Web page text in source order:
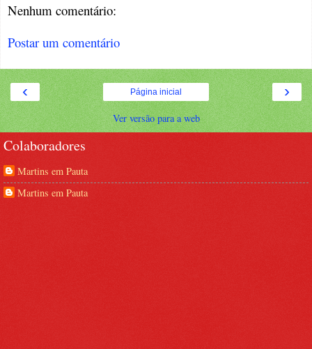
Nenhum comentário:
Postar um comentário
‹ ›
Página inicial
Ver versão para a web
Colaboradores
Martins em Pauta
Martins em Pauta